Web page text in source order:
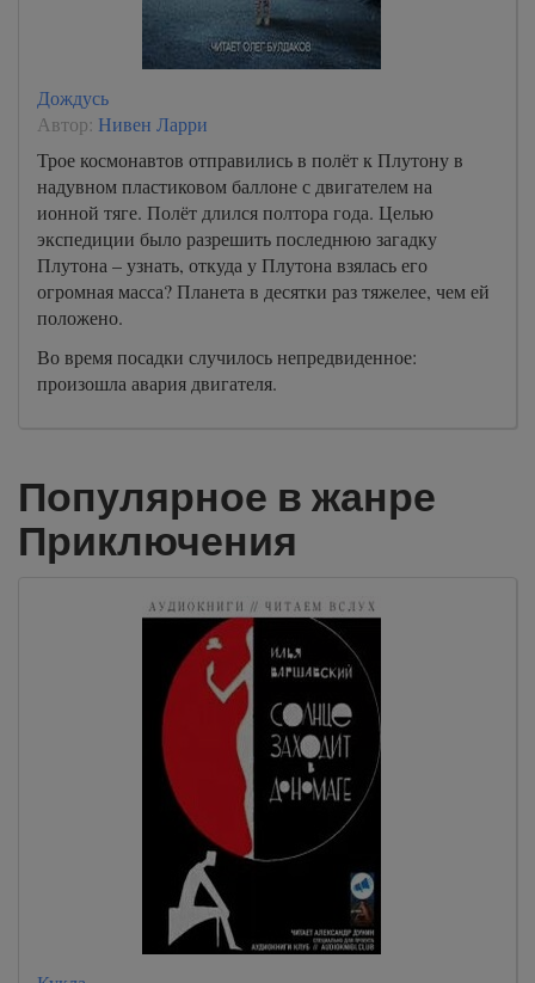
Дождусь
Автор: Нивен Ларри
Трое космонавтов отправились в полёт к Плутону в
надувном пластиковом баллоне с двигателем на
ионной тяге. Полёт длился полтора года. Целью
экспедиции было разрешить последнюю загадку
Плутона – узнать, откуда у Плутона взялась его
огромная масса? Планета в десятки раз тяжелее, чем ей
положено.
Во время посадки случилось непредвиденное:
произошла авария двигателя.
Популярное в жанре
Приключения